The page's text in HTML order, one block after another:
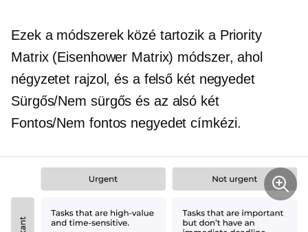
Ezek a módszerek közé tartozik a Priority
Matrix (Eisenhower Matrix) módszer, ahol
négyzetet rajzol, és a felső két negyedet
Sürgős/Nem sürgős és az alsó két
Fontos/Nem fontos negyedet címkézi.